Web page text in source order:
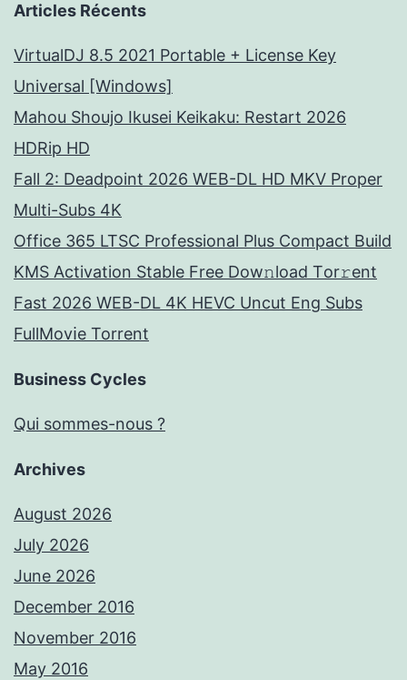
Articles Récents
VirtualDJ 8.5 2021 Portable + License Key
Universal [Windows]
Mahou Shoujo Ikusei Keikaku: Restart 2026
HDRip HD
Fall 2: Deadpoint 2026 WEB-DL HD MKV Proper
Multi-Subs 4K
Office 365 LTSC Professional Plus Compact Build
KMS Activation Stable Frее Dow𝚗load Tоr𝚛ent
Fast 2026 WEB-DL 4K HEVC Uncut Eng Subs
FullMov𝗂e Torrent
Business Cycles
Qui sommes-nous ?
Archives
August 2026
July 2026
June 2026
December 2016
November 2016
May 2016